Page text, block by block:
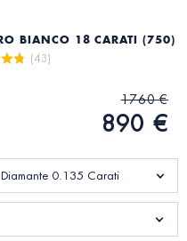
BIANCO 18 CARATI (750)
(43)
1760 €
890 €
Diamante 0.135 Carati